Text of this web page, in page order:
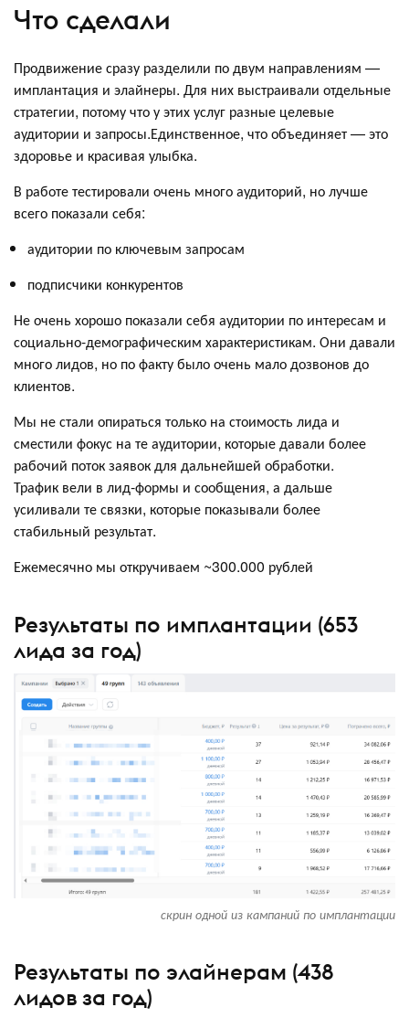
Что сделали
Продвижение сразу разделили по двум направлениям —
имплантация и элайнеры. Для них выстраивали отдельные
стратегии, потому что у этих услуг разные целевые
аудитории и запросы.Единственное, что объединяет — это
здоровье и красивая улыбка.
В работе тестировали очень много аудиторий, но лучше
всего показали себя:
аудитории по ключевым запросам
подписчики конкурентов
Не очень хорошо показали себя аудитории по интересам и
социально-демографическим характеристикам. Они давали
много лидов, но по факту было очень мало дозвонов до
клиентов.
Мы не стали опираться только на стоимость лида и
сместили фокус на те аудитории, которые давали более
рабочий поток заявок для дальнейшей обработки.
Трафик вели в лид-формы и сообщения, а дальше
усиливали те связки, которые показывали более
стабильный результат.
Ежемесячно мы откручиваем ~300.000 рублей
Результаты по имплантации (653
лида за год)
скрин одной из кампаний по имплантации
Результаты по элайнерам (438
лидов за год)